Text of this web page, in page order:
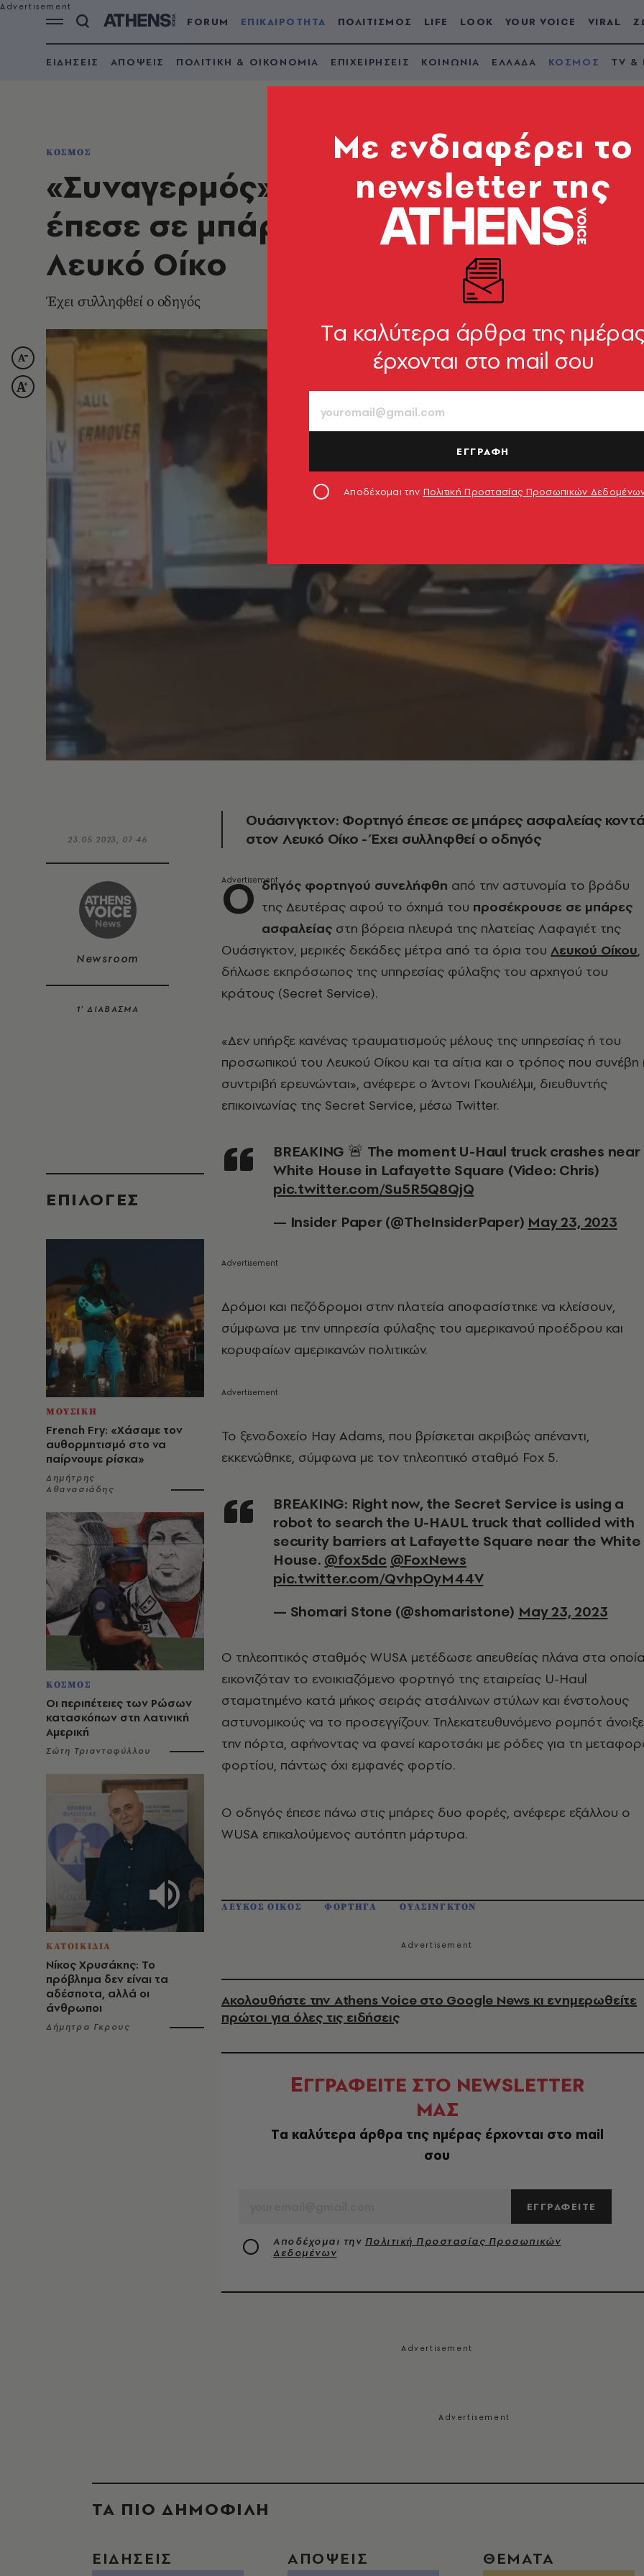
FORUM ΕΠΙΚΑΙΡΟΤΗΤΑ ΠΟΛΙΤΙΣΜΟΣ LIFE LOOK YOUR VOICE VIRAL
ΕΙΔΗΣΕΙΣ ΑΠΟΨΕΙΣ ΠΟΛΙΤΙΚΗ & ΟΙΚΟΝΟΜΙΑ ΕΠΙΧΕΙΡΗΣΕΙΣ ΚΟΙΝΩΝΙΑ ΕΛΛΑΔΑ ΚΟΣΜΟΣ TV &
ΚΟΣΜΟΣ
«Συναγερμός» στην Ουάσινγκτον -
έπεσε σε μπάρες ασφαλείας κοντά
Λευκό Οίκο
Έχει συλληφθεί ο οδηγός
23.05.2023, 07:46
Newsroom
1’ ΔΙΑΒΑΣΜΑ
EΠΙΛΟΓΈΣ
ΜΟΥΣΙΚΗ
French Fry: «Χάσαμε τον
αυθορμητισμό στο να
παίρνουμε ρίσκα»
Δημήτρης
Αθανασιάδης
ΚΟΣΜΟΣ
Οι περιπέτειες των Ρώσων
κατασκόπων στη Λατινική
Αμερική
Σώτη Τριανταφύλλου
ΚΑΤΟΙΚΙΔΙΑ
Νίκος Χρυσάκης: Το
πρόβλημα δεν είναι τα
αδέσποτα, αλλά οι
άνθρωποι
Δήμητρα Γκρους
Ουάσινγκτον: Φορτηγό έπεσε σε μπάρες ασφαλείας
στον Λευκό Οίκο - Έχει συλληφθεί ο οδηγός
Ο δηγός φορτηγού συνελήφθη από την αστυνομία το βράδυ
της Δευτέρας αφού το όχημά του προσέκρουσε σε μπάρες
ασφαλείας στη βόρεια πλευρά της πλατείας Λαφαγιέτ της
Ουάσιγκτον, μερικές δεκάδες μέτρα από τα όρια του Λευκού Οίκου,
δήλωσε εκπρόσωπος της υπηρεσίας φύλαξης του αρχηγού του
κράτους (Secret Service).
«Δεν υπήρξε κανένας τραυματισμούς μέλους της υπηρεσίας ή του
προσωπικού του Λευκού Οίκου και τα αίτια και ο τρόπος που συνέβη
συντριβή ερευνώνται», ανέφερε ο Άντονι Γκουλιέλμι, διευθυντής
επικοινωνίας της Secret Service, μέσω Twitter.
BREAKING 🚨 The moment U-Haul truck crashes near
White House in Lafayette Square (Video: Chris)
pic.twitter.com/Su5R5Q8QjQ
— Insider Paper (@TheInsiderPaper) May 23, 2023
Δρόμοι και πεζόδρομοι στην πλατεία αποφασίστηκε να κλείσουν,
σύμφωνα με την υπηρεσία φύλαξης του αμερικανού προέδρου και
κορυφαίων αμερικανών πολιτικών.
Το ξενοδοχείο Hay Adams, που βρίσκεται ακριβώς απέναντι,
εκκενώθηκε, σύμφωνα με τον τηλεοπτικό σταθμό Fox 5.
BREAKING: Right now, the Secret Service is using a
robot to search the U-HAUL truck that collided with
security barriers at Lafayette Square near the White
House. @fox5dc @FoxNews
pic.twitter.com/QvhpOyM44V
— Shomari Stone (@shomaristone) May 23, 2023
Ο τηλεοπτικός σταθμός WUSA μετέδωσε απευθείας πλάνα στα
εικονιζόταν το ενοικιαζόμενο φορτηγό της εταιρείας U-Haul
σταματημένο κατά μήκος σειράς ατσάλινων στύλων και ένστολους
αστυνομικούς να το προσεγγίζουν. Τηλεκατευθυνόμενο ρομπότ άνοιξε
την πόρτα, αφήνοντας να φανεί καροτσάκι με ρόδες για τη
φορτίου, πάντως όχι εμφανές φορτίο.
Ο οδηγός έπεσε πάνω στις μπάρες δυο φορές, ανέφερε εξάλλου ο
WUSA επικαλούμενος αυτόπτη μάρτυρα.
ΛΕΥΚΟΣ ΟΙΚΟΣ ΦΟΡΤΗΓΑ ΟΥΑΣΙΝΓΚΤΟΝ
Ακολουθήστε την Athens Voice στο Google News κι ενημερωθείτε
πρώτοι για όλες τις ειδήσεις
ΕΓΓΡΑΦΕΙΤΕ ΣΤΟ NEWSLETTER
ΜΑΣ
Tα καλύτερα άρθρα της ημέρας έρχονται στο mail
σου
ΕΓΓΡΑΦΕΙΤΕ
Αποδέχομαι την Πολιτική Προστασίας Προσωπικών
Δεδομένων
ΤΑ ΠΙΟ ΔΗΜΟΦΙΛΗ
ΕΙΔΗΣΕΙΣ ΑΠΟΨΕΙΣ ΘΕΜΑΤΑ
Mε ενδιαφέρει το
newsletter της
Tα καλύτερα άρθρα της
έρχονται στο mail σου
ΕΓΓΡΑΦΗ
Αποδέχομαι την Πολιτική Προστασίας Προσωπικών